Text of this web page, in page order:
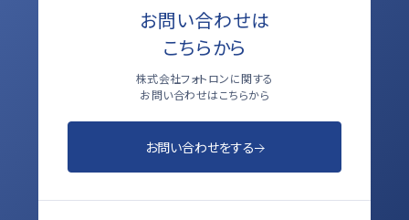
お問い合わせは
こちらから
株式会社フォトロンに関する
お問い合わせはこちらから
お問い合わせをする